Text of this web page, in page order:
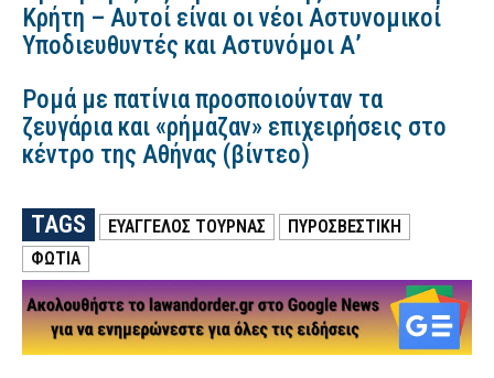
Κρήτη – Αυτοί είναι οι νέοι Αστυνομικοί
Υποδιευθυντές και Αστυνόμοι Α’
Ρομά με πατίνια προσποιούνταν τα
ζευγάρια και «ρήμαζαν» επιχειρήσεις στο
κέντρο της Αθήνας (βίντεο)
TAGS ΕΥΆΓΓΕΛΟΣ ΤΟΥΡΝΆΣ
ΠΥΡΟΣΒΕΣΤΙΚΗ
ΦΩΤΙΑ